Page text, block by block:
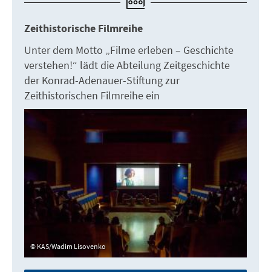
Zeithistorische Filmreihe
Unter dem Motto „Filme erleben – Geschichte
verstehen!“ lädt die Abteilung Zeitgeschichte
der Konrad-Adenauer-Stiftung zur
Zeithistorischen Filmreihe ein
KAS/Wadim Lisovenko